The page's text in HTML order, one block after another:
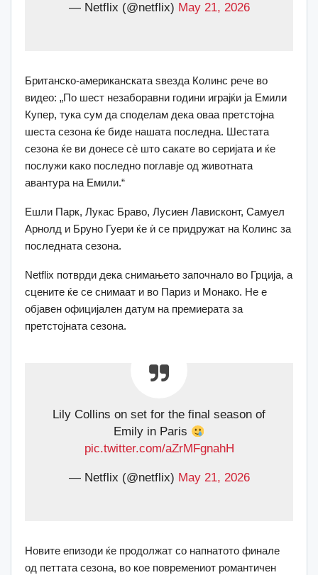
— Netflix (@netflix) May 21, 2026
Британско-американската ѕвезда Колинс рече во
видео: „По шест незаборавни години играјќи ја Емили
Купер, тука сум да споделам дека оваа претстојна
шеста сезона ќе биде нашата последна. Шестата
сезона ќе ви донесе сè што сакате во серијата и ќе
послужи како последно поглавје од животната
авантура на Емили.“
Ешли Парк, Лукас Браво, Лусиен Лависконт, Самуел
Арнолд и Бруно Гуери ќе ѝ се придружат на Колинс за
последната сезона.
Netflix потврди дека снимањето започнало во Грција, а
сцените ќе се снимаат и во Париз и Монако. Не е
објавен официјален датум на премиерата за
претстојната сезона.
Lily Collins on set for the final season of
Emily in Paris
pic.twitter.com/aZrMFgnahH
— Netflix (@netflix) May 21, 2026
Новите епизоди ќе продолжат со напнатото финале
од петтата сезона, во кое повремениот романтичен